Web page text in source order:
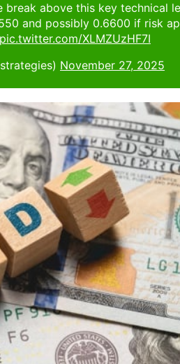
break above this key technical
and possibly 0.6600 if risk
pic.twitter.com/XLMZUzHF7I
November 27, 2025